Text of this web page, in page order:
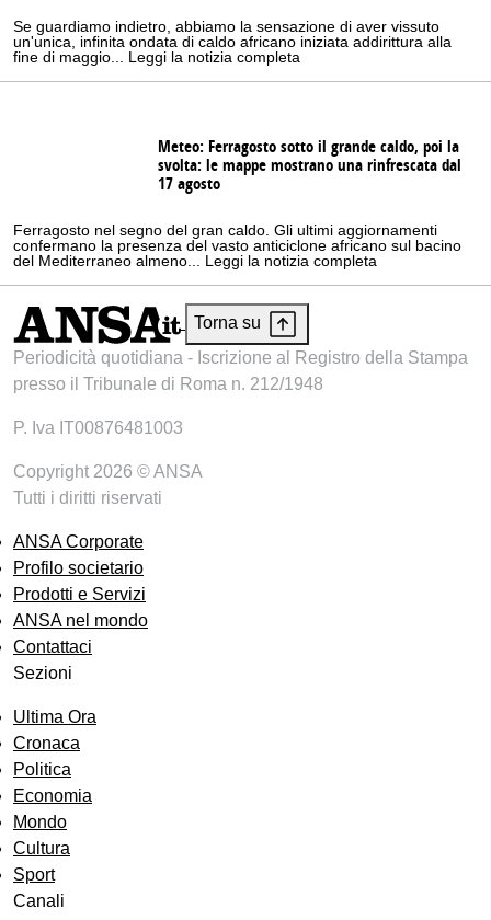
Se guardiamo indietro, abbiamo la sensazione di aver vissuto
un'unica, infinita ondata di caldo africano iniziata addirittura alla
fine di maggio... Leggi la notizia completa
Meteo: Ferragosto sotto il grande caldo, poi la
svolta: le mappe mostrano una rinfrescata dal
17 agosto
Ferragosto nel segno del gran caldo. Gli ultimi aggiornamenti
confermano la presenza del vasto anticiclone africano sul bacino
del Mediterraneo almeno... Leggi la notizia completa
Torna su
Periodicità quotidiana - Iscrizione al Registro della Stampa
presso il Tribunale di Roma n. 212/1948
P. Iva IT00876481003
Copyright 2026 © ANSA
Tutti i diritti riservati
ANSA Corporate
Profilo societario
Prodotti e Servizi
ANSA nel mondo
Contattaci
Sezioni
Ultima Ora
Cronaca
Politica
Economia
Mondo
Cultura
Sport
Canali